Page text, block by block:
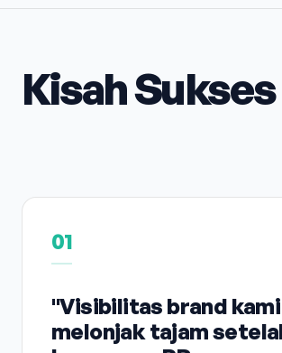
Kisah
01
"Visibilitas brand kami
melonjak tajam